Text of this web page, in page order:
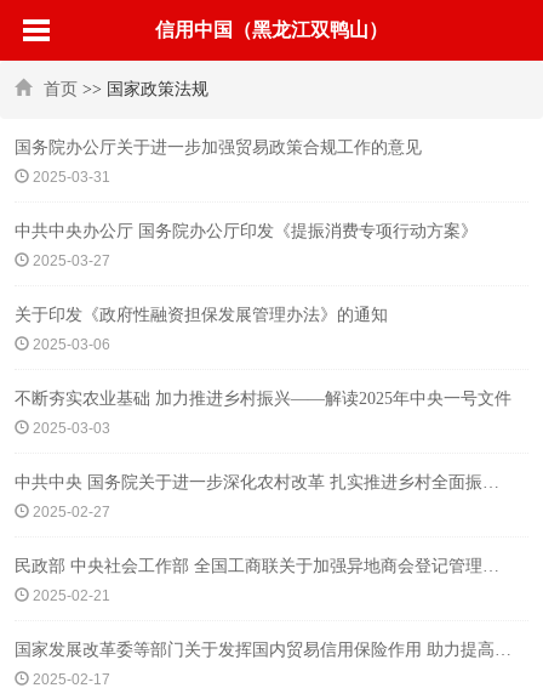
信用中国（黑龙江双鸭山）
首页 >> 国家政策法规
国务院办公厅关于进一步加强贸易政策合规工作的意见
2025-03-31
中共中央办公厅 国务院办公厅印发《提振消费专项行动方案》
2025-03-27
关于印发《政府性融资担保发展管理办法》的通知
2025-03-06
不断夯实农业基础 加力推进乡村振兴——解读2025年中央一号文件
2025-03-03
中共中央 国务院关于进一步深化农村改革 扎实推进乡村全面振兴的意见
2025-02-27
民政部 中央社会工作部 全国工商联关于加强异地商会登记管理服务工作的通知
2025-02-21
国家发展改革委等部门关于发挥国内贸易信用保险作用 助力提高内外贸一体化水平的意见
2025-02-17